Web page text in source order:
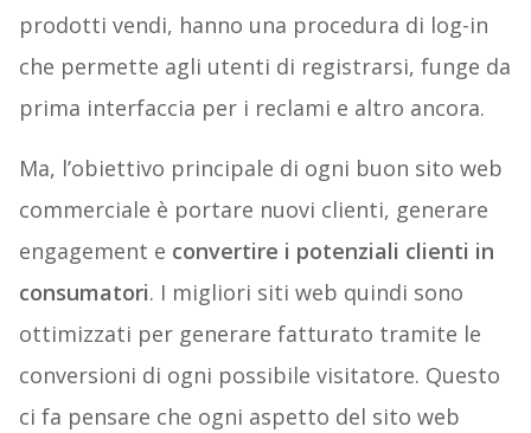
prodotti vendi, hanno una procedura di log-in
che permette agli utenti di registrarsi, funge da
prima interfaccia per i reclami e altro ancora.
Ma, l’obiettivo principale di ogni buon sito web
commerciale è portare nuovi clienti, generare
engagement e convertire i potenziali clienti in
consumatori. I migliori siti web quindi sono
ottimizzati per generare fatturato tramite le
conversioni di ogni possibile visitatore. Questo
ci fa pensare che ogni aspetto del sito web